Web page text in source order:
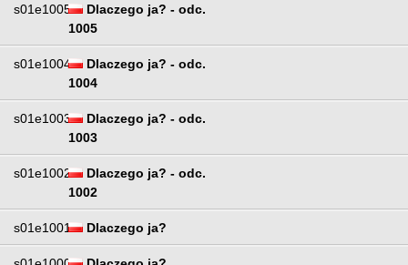
s01e1005
Dlaczego ja? - odc.
1005
s01e1004
Dlaczego ja? - odc.
1004
s01e1003
Dlaczego ja? - odc.
1003
s01e1002
Dlaczego ja? - odc.
1002
s01e1001 Dlaczego ja?